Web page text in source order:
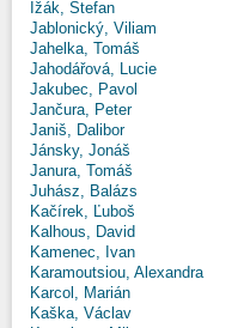
Ižák, Štefan
Jablonický, Viliam
Jahelka, Tomáš
Jahodářová, Lucie
Jakubec, Pavol
Jančura, Peter
Janiš, Dalibor
Jánsky, Jonáš
Janura, Tomáš
Juhász, Balázs
Kačírek, Ľuboš
Kalhous, David
Kamenec, Ivan
Karamoutsiou, Alexandra
Karcol, Marián
Kaška, Václav